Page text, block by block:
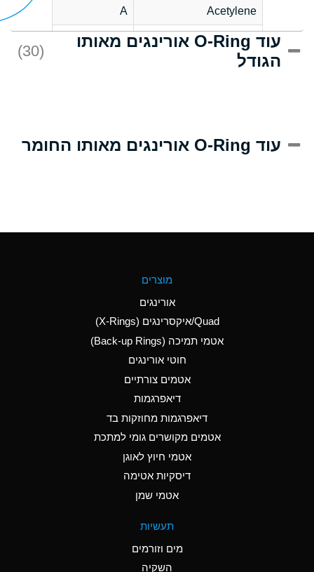
Acetylene
A
Acrlylonitrile
C
Adipic Acid
(Aqueous)
Aluminum Nitrate
(Aqueous)
Aluminum Phosphate
Ammonia Anhydrous
D
Ammonia Gas (cold)
D
Ammonia Gas (hot)
עוד O-Ring אורינגים מאותו
הגודל
(30)
עוד O-Ring אורינגים מאותו החומר
מוצרים
אורינגים
Quad/איקסרינגים (X-Rings)
אטמי תמיכה (Back-up Rings)
חוטי אורינגים
אטמים צורתיים
דיאפרגמות
דיאפרגמות מחוזקות בד
אטמים מקושרים גומי למתכת
אטמי חיוץ לאוגן
דיסקיות אטימה
אטמי שמן
תעשיות
מים וזורמים
השקיה